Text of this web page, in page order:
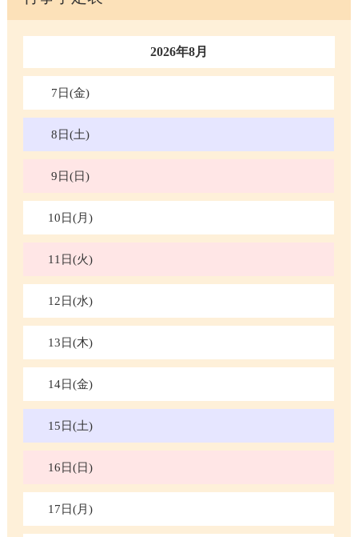
2026年8月
7日(金)
8日(土)
9日(日)
10日(月)
11日(火)
12日(水)
13日(木)
14日(金)
15日(土)
16日(日)
17日(月)